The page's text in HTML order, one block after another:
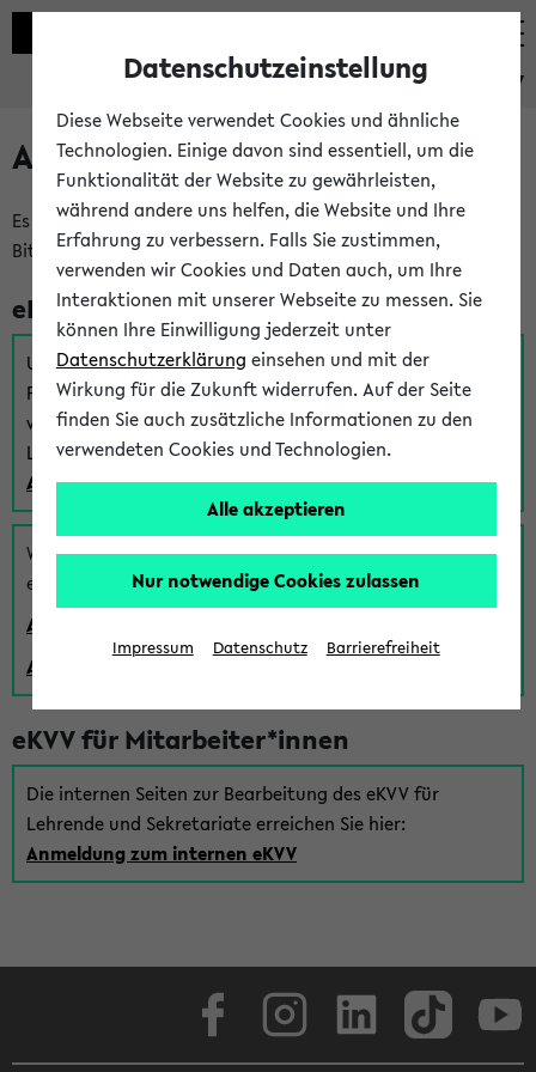
eKVV
Anmeldung am eKVV
Es gibt mehrere Möglichkeiten zur Anmeldung am eKVV.
Bitte wählen Sie die für Sie richtige aus:
eKVV für Studierende
Um sich einen Stundenplan zu erstellen und alle weiteren
Funktionen des eKVVs für Studierende zu nutzen,
verwenden Sie diesen Link zur Anmeldung über Ihr Uni
Login:
Anmeldung zum eKVV der Studierenden
Wenn Sie (noch) kein Uni Login haben, können Sie das
eKVV auch über einen Gastzugang verwenden:
Anmeldung über einen vorhandenen Gastzugang
Anlegen eines neuen Gastzugangs
eKVV für Mitarbeiter*innen
Die internen Seiten zur Bearbeitung des eKVV für
Lehrende und Sekretariate erreichen Sie hier:
Anmeldung zum internen eKVV
Datenschutzeinstellung
Diese Webseite verwendet Cookies und ähnliche
Technologien. Einige davon sind essentiell, um die
Funktionalität der Website zu gewährleisten,
während andere uns helfen, die Website und Ihre
Erfahrung zu verbessern. Falls Sie zustimmen,
verwenden wir Cookies und Daten auch, um Ihre
Interaktionen mit unserer Webseite zu messen. Sie
können Ihre Einwilligung jederzeit unter
Datenschutzerklärung einsehen und mit der
Wirkung für die Zukunft widerrufen. Auf der Seite
finden Sie auch zusätzliche Informationen zu den
verwendeten Cookies und Technologien.
Alle akzeptieren
Nur notwendige Cookies zulassen
Impressum Datenschutz Barrierefreiheit